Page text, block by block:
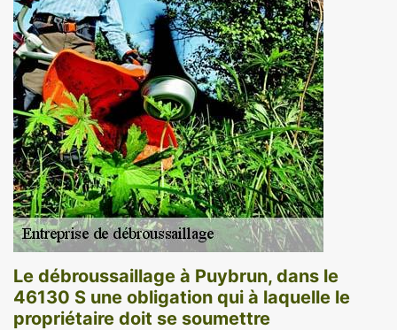
Le débroussaillage à Puybrun, dans le
46130 S une obligation qui à laquelle le
propriétaire doit se soumettre